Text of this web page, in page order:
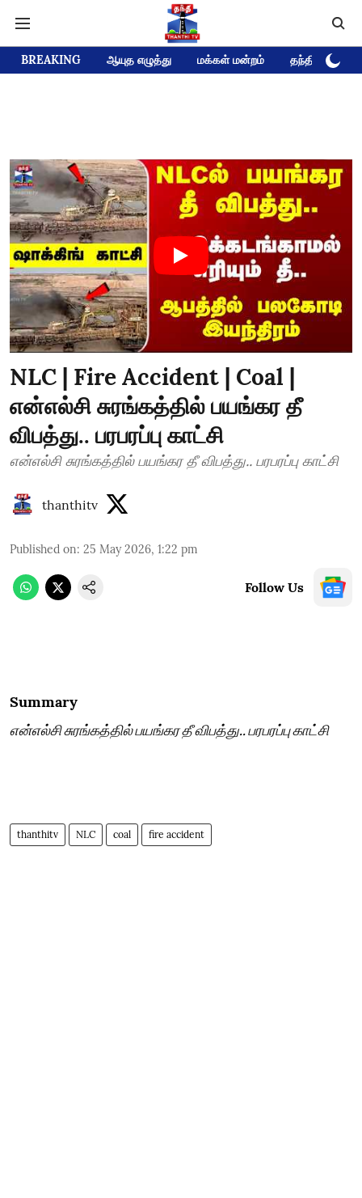
BREAKING ஆயுத எழுத்து மக்கள் மன்றம் தந்தி டிவி
NLC | Fire Accident | Coal |
என்எல்சி சுரங்கத்தில் பயங்கர தீ
விபத்து.. பரபரப்பு காட்சி
என்எல்சி சுரங்கத்தில் பயங்கர தீ விபத்து.. பரபரப்பு காட்சி
thanthitv
Published on: 25 May 2026, 1:22 pm
Follow Us
Summary
என்எல்சி சுரங்கத்தில் பயங்கர தீ விபத்து.. பரபரப்பு காட்சி
thanthitv NLC coal fire accident